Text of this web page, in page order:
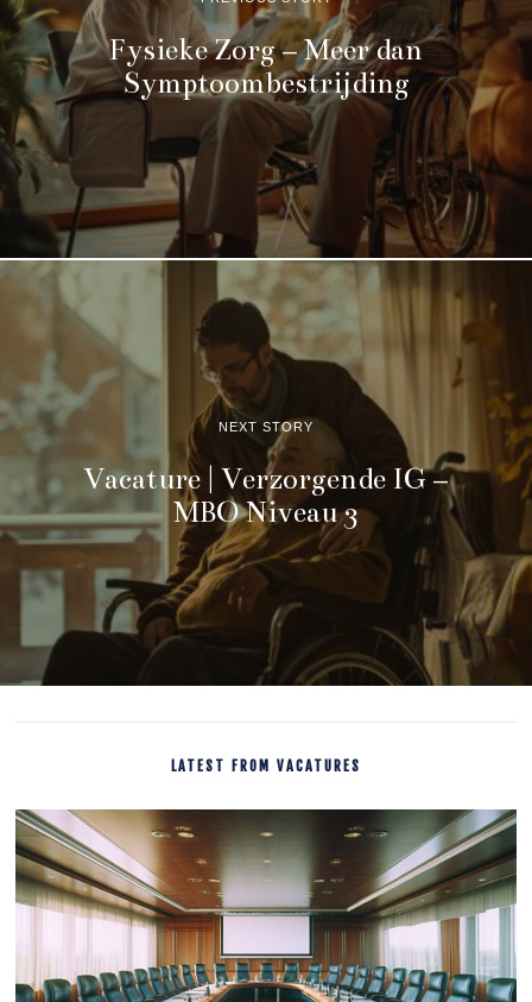
Fysieke Zorg – Meer dan
Symptoombestrijding
NEXT STORY
Vacature | Verzorgende IG –
MBO Niveau 3
LATEST FROM VACATURES